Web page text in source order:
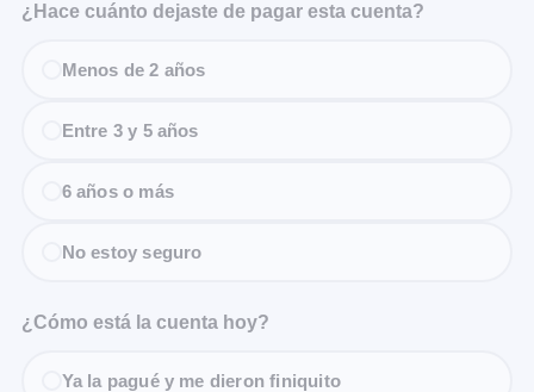
¿Hace cuánto dejaste de pagar esta cuenta?
Menos de 2 años
Entre 3 y 5 años
6 años o más
No estoy seguro
¿Cómo está la cuenta hoy?
Ya la pagué y me dieron finiquito